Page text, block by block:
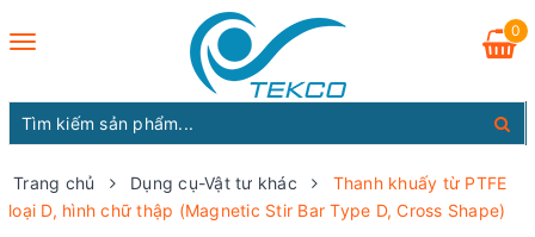
Toggle
0
Trang chủ Dụng cụ-Vật tư khác
Thanh khuấy từ PTFE
loại D, hình chữ thập (Magnetic Stir Bar Type D, Cross Shape)